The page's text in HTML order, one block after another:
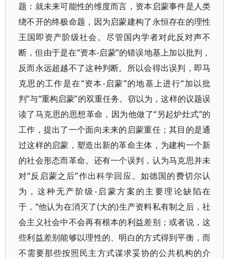
题：就未来可能性的维度而言，资本启蒙事件是人类
绕不开的终极命题，因为启蒙建构了永恒存在的理性
王国即资产阶级社会。尽管国内学者对此反对声不
断，但由于是在“资本-启蒙”的错误地基上加以批判，
反而永远超越不了这种判断。所以会得出误判，即马
克思的工作是在“资本-启蒙”的地基上进行“加以批
判”与“重构启蒙”的双重任务。窃以为，这样的议题误
读了马克思的思想革命，因为他做了“另起炉灶式”的
工作，提出了一个面向未来的启蒙重任；其目的是通
过这样的启蒙，塑造出新的革命主体，为建构一个新
的社会形态而革命。还有一个误判，认为马克思并未
对“反启蒙之后”作出科学回应。如德国的费切尔认
为，这种无产阶级-启蒙方案的主要理论缺陷在
于，“他认为在消灭了(大的)生产资料私有制之后，社
会主义社会中不会再有根本的利益差别；或者说，这
些利益差别能够以理性的、明白的方式得到平衡，而
不需要那些按照民主方式谋求妥协的公共机构的介